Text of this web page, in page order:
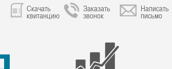
Скачать
квитанцию
Заказать
звонок
Написать
письмо